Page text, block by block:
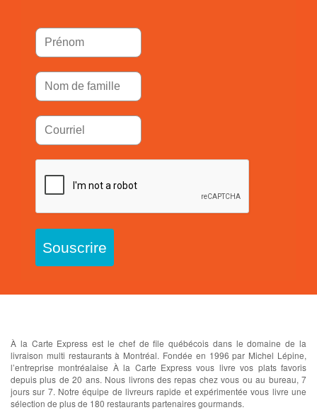
Souscrire
À la Carte Express est le chef de file québécois dans le domaine de la
livraison multi restaurants à Montréal. Fondée en 1996 par Michel Lépine,
l’entreprise montréalaise À la Carte Express vous livre vos plats favoris
depuis plus de 20 ans. Nous livrons des repas chez vous ou au bureau, 7
jours sur 7. Notre équipe de livreurs rapide et expérimentée vous livre une
sélection de plus de 180 restaurants partenaires gourmands.